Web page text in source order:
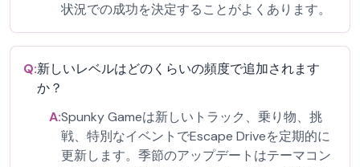
状況での成功を決定することがよくあります。
Q:新しいレベルはどのくらいの頻度で追加されます
か？
A:Spunky Gameは新しいトラック、乗り物、挑
戦、特別なイベントでEscape Driveを定期的に
更新します。季節のアップデートはテーマコン